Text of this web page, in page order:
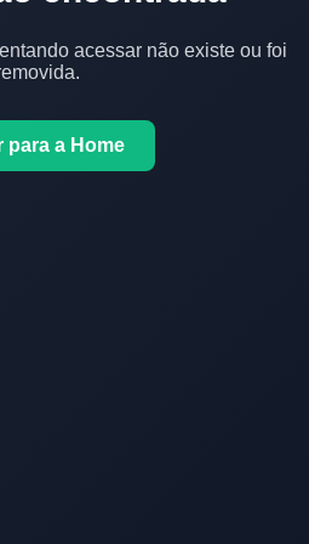
acessar não existe ou foi
para a Home